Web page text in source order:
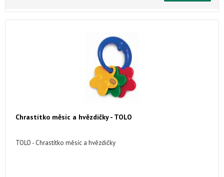
Chrastítko měsíc a hvězdičky - TOLO
TOLO - Chrastítko měsíc a hvězdičky